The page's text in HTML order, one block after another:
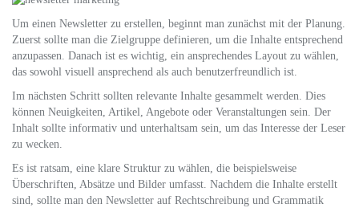
Um einen Newsletter zu erstellen, beginnt man zunächst mit der Planung.
Zuerst sollte man die Zielgruppe definieren, um die Inhalte entsprechend
anzupassen. Danach ist es wichtig, ein ansprechendes Layout zu wählen,
das sowohl visuell ansprechend als auch benutzerfreundlich ist.
Im nächsten Schritt sollten relevante Inhalte gesammelt werden. Dies
können Neuigkeiten, Artikel, Angebote oder Veranstaltungen sein. Der
Inhalt sollte informativ und unterhaltsam sein, um das Interesse der Leser
zu wecken.
Es ist ratsam, eine klare Struktur zu wählen, die beispielsweise
Überschriften, Absätze und Bilder umfasst. Nachdem die Inhalte erstellt
sind, sollte man den Newsletter auf Rechtschreibung und Grammatik